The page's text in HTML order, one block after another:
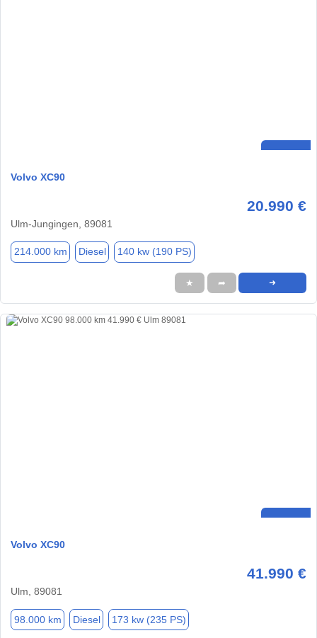
Volvo XC90
20.990 €
Ulm-Jungingen, 89081
214.000 km Diesel 140 kw (190 PS)
★ ➦ ➜
Volvo XC90
41.990 €
Ulm, 89081
98.000 km Diesel 173 kw (235 PS)